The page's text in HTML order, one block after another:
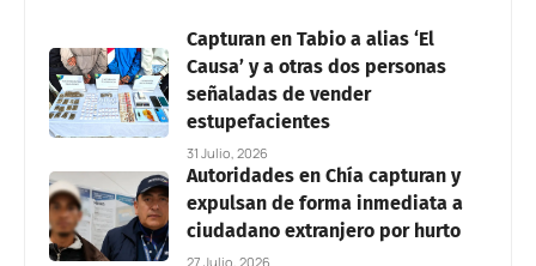
Capturan en Tabio a alias ‘El
Causa’ y a otras dos personas
señaladas de vender
estupefacientes
31 Julio, 2026
Autoridades en Chía capturan y
expulsan de forma inmediata a
ciudadano extranjero por hurto
27 Julio, 2026